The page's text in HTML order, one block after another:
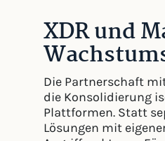
XDR und
Die Partnerschaft
die Konsolidierung
Plattformen. Statt
Lösungen mit